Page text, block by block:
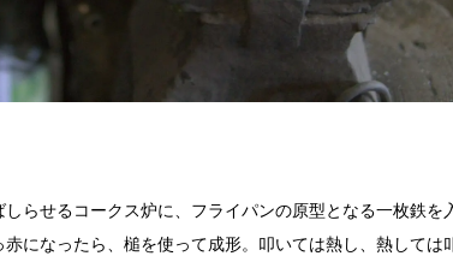
らせるコークス炉に、フライパンの原型となる一枚鉄を
になったら、槌を使って成形。叩いては熱し、熱しては